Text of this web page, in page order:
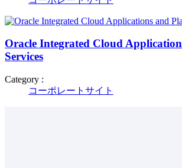
Oracle Integrated Cloud
Services
Category :
コーポレートサイト